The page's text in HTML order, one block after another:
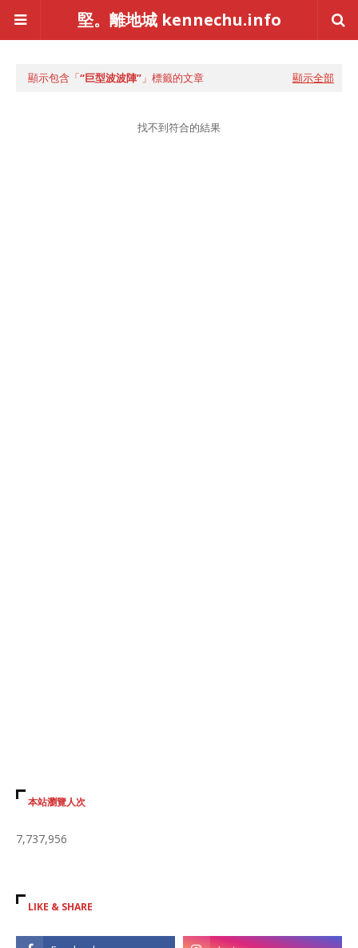
堅。離地城 kennechu.info
顯示包含「 巨型波波陣 」標籤的文章 顯示全部
找不到符合的結果
本站瀏覽人次
7,737,956
LIKE & SHARE